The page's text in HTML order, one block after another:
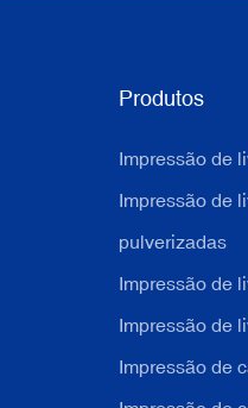
Produtos
Impressão de
Impressão de
pulverizadas
Impressão de
Impressão de
Impressão de